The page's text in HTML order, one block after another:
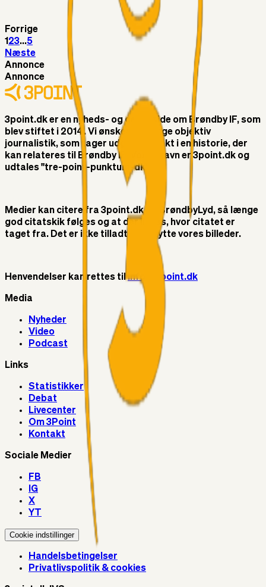
Kunne Sami Jalal være den næste offensive brik? 🤔💛💙
Forrige
1 23...5
Næste
Annonce
Annonce
3point.dk er en nyheds- og debatside om Brøndby IF, som
blev stiftet i 2014. Vi ønsker at bringe objektiv
journalistik, som tager udgangspunkt i en historie, der
kan relateres til Brøndby IF. Vores navn er 3point.dk og
udtales "tre-point-punktum-dk"
Medier kan citere fra 3point.dk og BrøndbyLyd, så længe
god citatskik følges og at der linkes, hvor citatet er
taget fra. Det er ikke tilladt at benytte vores billeder.
Henvendelser kan rettes tilinfo@3point.dk
Media
Nyheder
Video
Podcast
Links
Statistikker
Debat
Livecenter
Om 3Point
Kontakt
Sociale Medier
FB
IG
X
YT
Cookie indstillinger
Handelsbetingelser
Privatlivspolitik & cookies